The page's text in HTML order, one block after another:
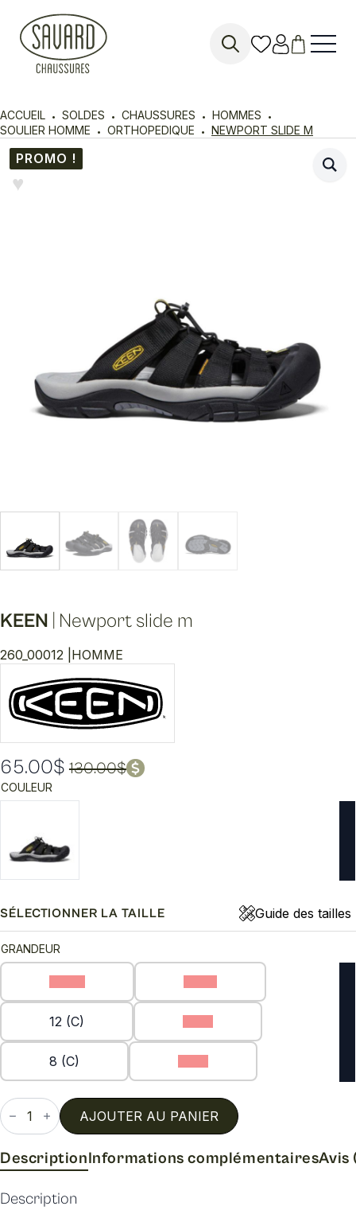
ACCUEIL SOLDES CHAUSSURES
HOMMES
SOULIER HOMME
ORTHOPEDIQUE NEWPORT SLIDE M
PROMO !
♥︎
KEEN Newport slide m
260_00012 | HOMME
130.00$
Le
prix
était :
130.00$.
65.00$
Le
prix
est :
65.00$.
COULEUR
SÉLECTIONNER LA TAILLE Guide des tailles
GRANDEUR
12 (C)
8 (C)
quantité
de
Newport
m
AJOUTER AU PANIER
DescriptionInformations complémentairesAvis
Description